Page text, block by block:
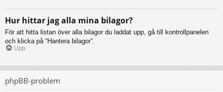
Hur hittar jag alla mina bilagor?
För att hitta listan över alla bilagor du laddat upp, gå till kontrollpanelen
och klicka på “Hantera bilagor”.
Upp
phpBB-problem